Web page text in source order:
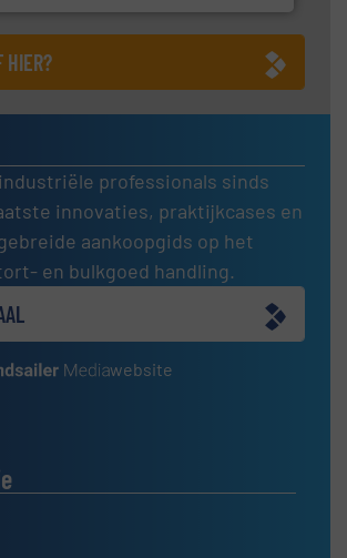
HIER?
professionals sinds
innovaties, praktijkcases en
aankoopgids op het
en bulkgoed handling.
website